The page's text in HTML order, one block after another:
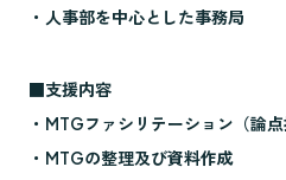
・人事部を中心とした事務局
■支援内容
・MTGファシリテーション（論
・MTGの整理及び資料作成